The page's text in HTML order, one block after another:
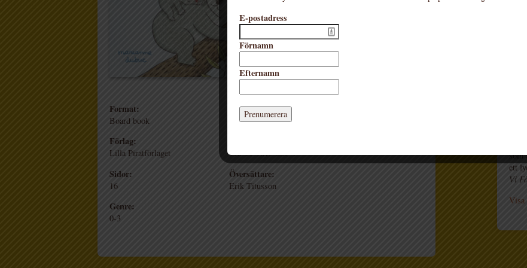
boken står kanadensiska
bilderboksskaparen
Dubuc, en mästare på att skildra
djur- och naturliv.
Format:
Board book
Recensionsdag:
2020-03-24
Förlag:
Lilla Piratförlaget 978-91-7813-089-4
Sidor:
16
Översättare:
Erik Titusson
Genre:
0-3
som
ett
Vi
Visa
E-postadress
Förnamn
Efternamn